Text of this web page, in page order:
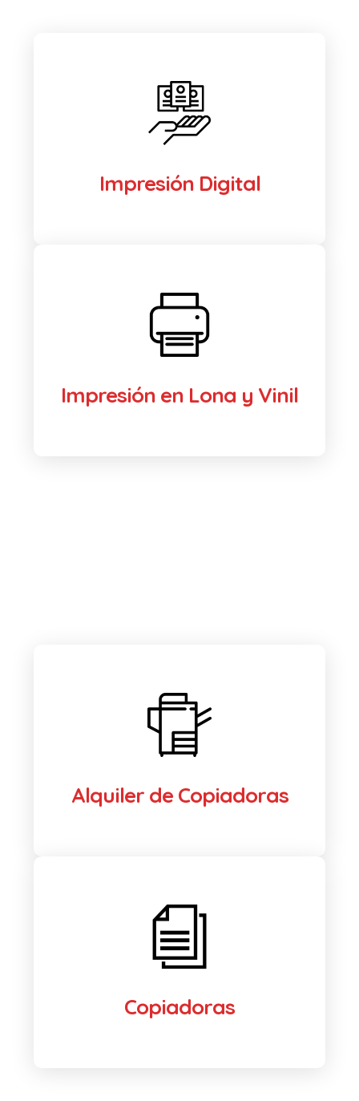
Impresión Digital
Impresión en Lona y Vinil
Alquiler de Copiadoras
Copiadoras